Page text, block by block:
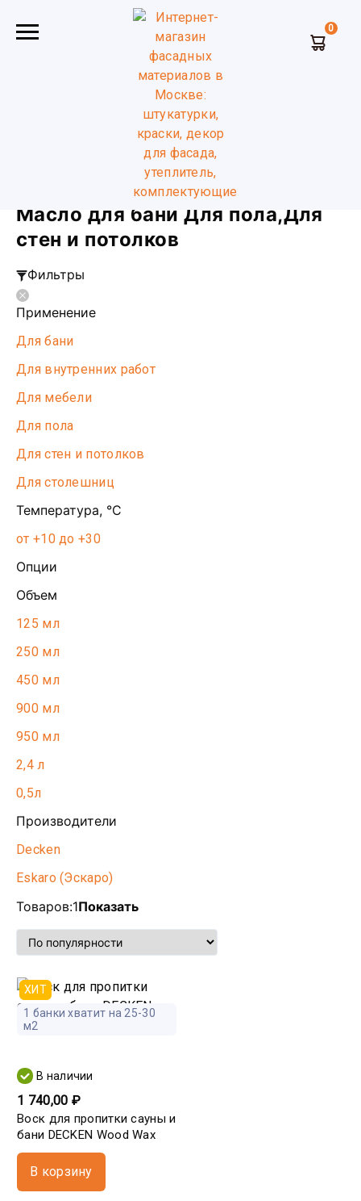
0
Масло и воск для дерева
Для пола для стен и потолков
Масло для бани Для пола,Для
стен и потолков
Фильтры
Применение
Для бани
Для внутренних работ
Для мебели
Для пола
Для стен и потолков
Для столешниц
Температура, °С
от +10 до +30
Опции
Объем
125 мл
250 мл
450 мл
900 мл
950 мл
2,4 л
0,5л
Производители
Decken
Eskaro (Эскаро)
Товаров:1Показать
ХИТ
1 банки хватит на 25-30
м2
В наличии
1 740,00 ₽
Воск для пропитки сауны и
бани DECKEN Wood Wax
В корзину